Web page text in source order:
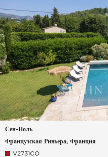
Сен-Поль
Французская Ривьера, Франция
V2731CO